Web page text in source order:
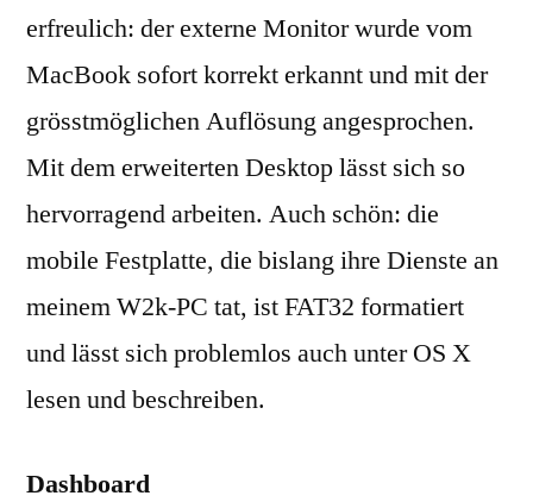
erfreulich: der externe Monitor wurde vom
MacBook sofort korrekt erkannt und mit der
grösstmöglichen Auflösung angesprochen.
Mit dem erweiterten Desktop lässt sich so
hervorragend arbeiten. Auch schön: die
mobile Festplatte, die bislang ihre Dienste an
meinem W2k-PC tat, ist FAT32 formatiert
und lässt sich problemlos auch unter OS X
lesen und beschreiben.
Dashboard